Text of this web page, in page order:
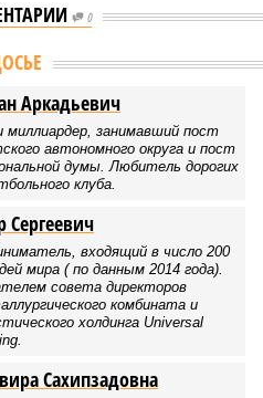
0
Аркадьевич
миллиардер, занимавший пост
автономного округа и пост
думы. Любитель дорогих
клуба.
входящий в число 200
мира ( по данным 2014 года).
совета директоров
комбината и
холдинга Universal
Сахипзадовна